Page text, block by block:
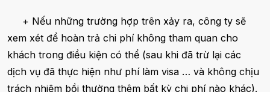
+ Nếu những trường hợp trên xảy ra, công ty sẽ
xem xét để hoàn trả chi phí không tham quan cho
khách trong điều kiện có thể (sau khi đã trừ lại các
dịch vụ đã thực hiện như phí làm visa … và không chịu
trách nhiệm bồi thường thêm bất kỳ chi phí nào khác).